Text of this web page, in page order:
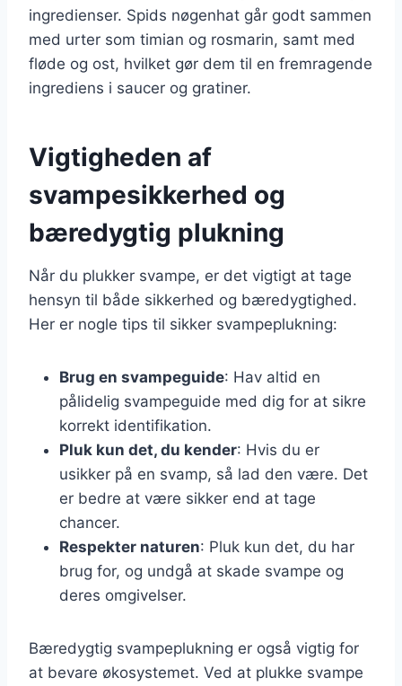
ingredienser. Spids nøgenhat går godt sammen
med urter som timian og rosmarin, samt med
fløde og ost, hvilket gør dem til en fremragende
ingrediens i saucer og gratiner.
Vigtigheden af
svampesikkerhed og
bæredygtig plukning
Når du plukker svampe, er det vigtigt at tage
hensyn til både sikkerhed og bæredygtighed.
Her er nogle tips til sikker svampeplukning:
Brug en svampeguide: Hav altid en
pålidelig svampeguide med dig for at sikre
korrekt identifikation.
Pluk kun det, du kender: Hvis du er
usikker på en svamp, så lad den være. Det
er bedre at være sikker end at tage
chancer.
Respekter naturen: Pluk kun det, du har
brug for, og undgå at skade svampe og
deres omgivelser.
Bæredygtig svampeplukning er også vigtig for
at bevare økosystemet. Ved at plukke svampe